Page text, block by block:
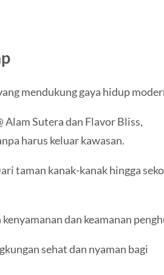
mendukung gaya hidup
Sutera dan Flavor Bliss,
harus keluar kawasan.
taman kanak-kanak hingga
dan keamanan
sehat dan nyaman bagi